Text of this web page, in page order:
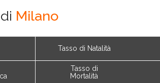
Milano
Tasso di Natalità
Tasso di
Mortalità